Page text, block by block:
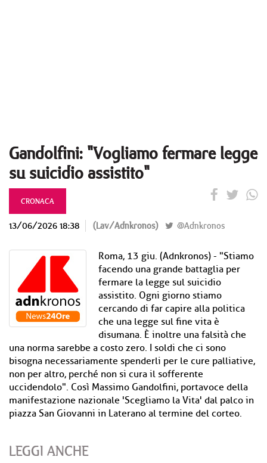
Gandolfini: "Vogliamo fermare legge
su suicidio assistito"
CRONACA
13/06/2026 18:38 (Lav/Adnkronos) @Adnkronos
Roma, 13 giu. (Adnkronos) - "Stiamo
facendo una grande battaglia per
fermare la legge sul suicidio
assistito. Ogni giorno stiamo
cercando di far capire alla politica
che una legge sul fine vita è
disumana. È inoltre una falsità che
una norma sarebbe a costo zero. I soldi che ci sono
bisogna necessariamente spenderli per le cure palliative,
non per altro, perché non si cura il sofferente
uccidendolo". Così Massimo Gandolfini, portavoce della
manifestazione nazionale 'Scegliamo la Vita' dal palco in
piazza San Giovanni in Laterano al termine del corteo.
LEGGI ANCHE